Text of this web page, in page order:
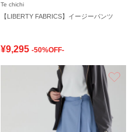
Te chichi
【LIBERTY FABRICS】イージーパンツ
¥9,295 -50%OFF-